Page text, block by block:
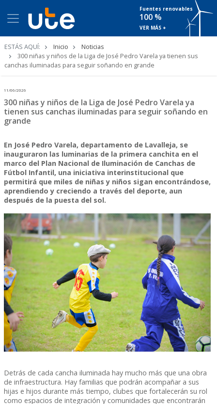
Fuentes renovables
100 %
VER MÁS +
ESTÁS AQUÍ: Inicio
Noticias
300 niñas y niños de la Liga de José Pedro Varela ya tienen sus
canchas iluminadas para seguir soñando en grande
11/06/2026
300 niñas y niños de la Liga de José Pedro Varela ya
tienen sus canchas iluminadas para seguir soñando en
grande
En José Pedro Varela, departamento de Lavalleja, se
inauguraron las luminarias de la primera canchita en el
marco del Plan Nacional de Iluminación de Canchas de
Fútbol Infantil, una iniciativa interinstitucional que
permitirá que miles de niñas y niños sigan encontrándose,
aprendiendo y creciendo a través del deporte, aun
después de la puesta del sol.
Detrás de cada cancha iluminada hay mucho más que una obra
de infraestructura. Hay familias que podrán acompañar a sus
hijas e hijos durante más tiempo, clubes que fortalecerán su rol
como espacios de integración y comunidades que encontrarán